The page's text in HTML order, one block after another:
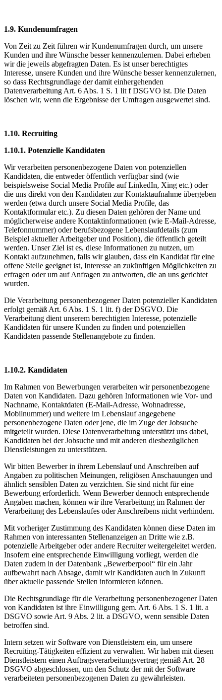
1.9. Kundenumfragen
Von Zeit zu Zeit führen wir Kundenumfragen durch, um unsere
Kunden und ihre Wünsche besser kennenzulernen. Dabei erheben
wir die jeweils abgefragten Daten. Es ist unser berechtigtes
Interesse, unsere Kunden und ihre Wünsche besser kennenzulernen,
so dass Rechtsgrundlage der damit einhergehenden
Datenverarbeitung Art. 6 Abs. 1 S. 1 lit f DSGVO ist. Die Daten
löschen wir, wenn die Ergebnisse der Umfragen ausgewertet sind.
1.10. Recruiting
1.10.1. Potenzielle Kandidaten
Wir verarbeiten personenbezogene Daten von potenziellen
Kandidaten, die entweder öffentlich verfügbar sind (wie
beispielsweise Social Media Profile auf LinkedIn, Xing etc.) oder
die uns direkt von den Kandidaten zur Kontaktaufnahme übergeben
werden (etwa durch unsere Social Media Profile, das
Kontaktformular etc.). Zu diesen Daten gehören der Name und
möglicherweise andere Kontaktinformationen (wie E-Mail-Adresse,
Telefonnummer) oder berufsbezogene Lebenslaufdetails (zum
Beispiel aktueller Arbeitgeber und Position), die öffentlich geteilt
werden. Unser Ziel ist es, diese Informationen zu nutzen, um
Kontakt aufzunehmen, falls wir glauben, dass ein Kandidat für eine
offene Stelle geeignet ist, Interesse an zukünftigen Möglichkeiten zu
erfragen oder um auf Anfragen zu antworten, die an uns gerichtet
wurden.
Die Verarbeitung personenbezogener Daten potenzieller Kandidaten
erfolgt gemäß Art. 6 Abs. 1 S. 1 lit. f) der DSGVO. Die
Verarbeitung dient unserem berechtigten Interesse, potenzielle
Kandidaten für unsere Kunden zu finden und potenziellen
Kandidaten passende Stellenangebote zu finden.
1.10.2. Kandidaten
Im Rahmen von Bewerbungen verarbeiten wir personenbezogene
Daten von Kandidaten. Dazu gehören Informationen wie Vor- und
Nachname, Kontaktdaten (E-Mail-Adresse, Wohnadresse,
Mobilnummer) und weitere im Lebenslauf angegebene
personenbezogene Daten oder jene, die im Zuge der Jobsuche
mitgeteilt wurden. Diese Datenverarbeitung unterstützt uns dabei,
Kandidaten bei der Jobsuche und mit anderen diesbezüglichen
Dienstleistungen zu unterstützen.
Wir bitten Bewerber in ihrem Lebenslauf und Anschreiben auf
Angaben zu politischen Meinungen, religiösen Anschauungen und
ähnlich sensiblen Daten zu verzichten. Sie sind nicht für eine
Bewerbung erforderlich. Wenn Bewerber dennoch entsprechende
Angaben machen, können wir ihre Verarbeitung im Rahmen der
Verarbeitung des Lebenslaufes oder Anschreibens nicht verhindern.
Mit vorheriger Zustimmung des Kandidaten können diese Daten im
Rahmen von interessanten Stellenanzeigen an Dritte wie z.B.
potenzielle Arbeitgeber oder andere Recruiter weitergeleitet werden.
Insofern eine entsprechende Einwilligung vorliegt, werden die
Daten zudem in der Datenbank „Bewerberpool“ für ein Jahr
aufbewahrt nach Absage, damit wir Kandidaten auch in Zukunft
über aktuelle passende Stellen informieren können.
Die Rechtsgrundlage für die Verarbeitung personenbezogener Daten
von Kandidaten ist ihre Einwilligung gem. Art. 6 Abs. 1 S. 1 lit. a
DSGVO sowie Art. 9 Abs. 2 lit. a DSGVO, wenn sensible Daten
betroffen sind.
Intern setzen wir Software von Dienstleistern ein, um unsere
Recruiting-Tätigkeiten effizient zu verwalten. Wir haben mit diesen
Dienstleistern einen Auftragsverarbeitungsvertrag gemäß Art. 28
DSGVO abgeschlossen, um den Schutz der mit der Software
verarbeiteten personenbezogenen Daten zu gewährleisten.